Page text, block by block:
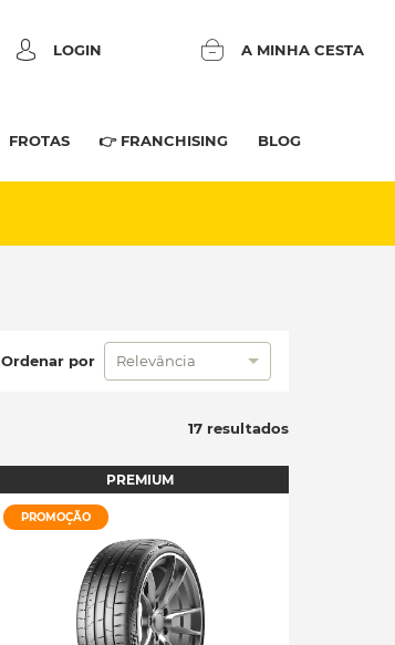
LOGIN A MINHA CESTA
FROTAS 👉 FRANCHISING BLOG
Ordenar por Relevância
17 resultados
PREMIUM
PROMOÇÃO